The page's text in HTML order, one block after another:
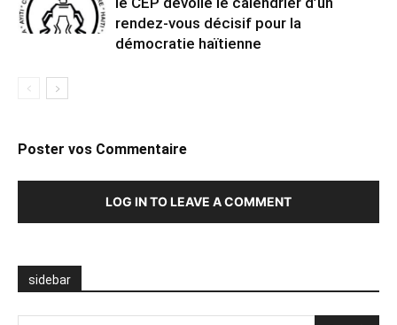
rendez-vous décisif pour la
démocratie haïtienne
Poster vos Commentaire
LOG IN TO LEAVE A COMMENT
sidebar